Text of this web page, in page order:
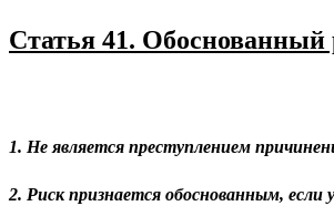
Статья 41. Обоснованный
1. Не является преступлением
2. Риск признается обоснованным, если